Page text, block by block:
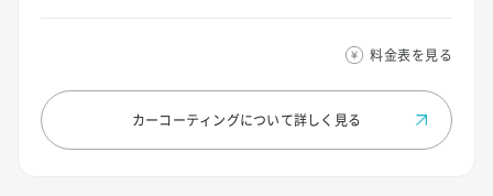
料金表を見る
カーコーティングについて詳しく見る